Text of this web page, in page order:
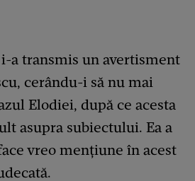
a transmis un avertisment
cerându-i să nu mai
Elodiei, după ce acesta
asupra subiectului. Ea a
vreo mențiune în acest